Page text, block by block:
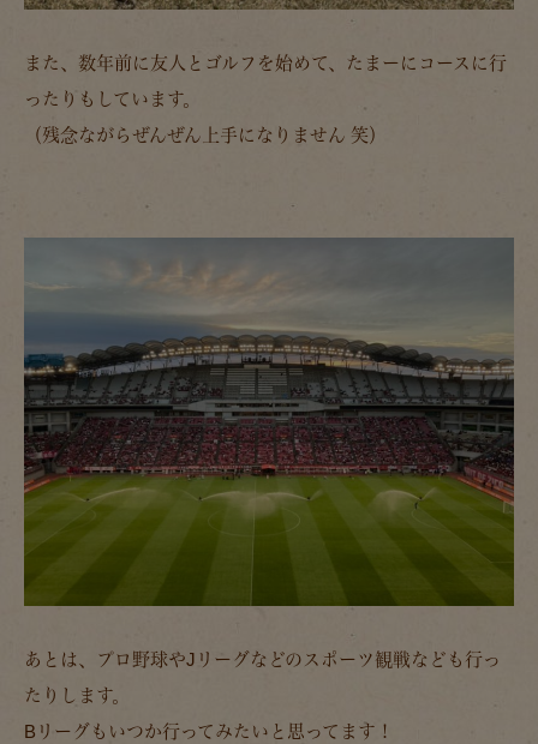
また、数年前に友人とゴルフを始めて、たまーにコースに行
ったりもしています。
（残念ながらぜんぜん上手になりません 笑）
あとは、プロ野球やJリーグなどのスポーツ観戦なども行っ
たりします。
Bリーグもいつか行ってみたいと思ってます！